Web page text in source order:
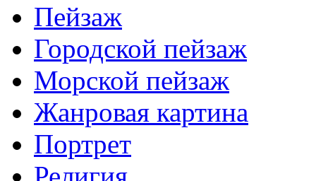
Пейзаж
Городской пейзаж
Морской пейзаж
Жанровая картина
Портрет